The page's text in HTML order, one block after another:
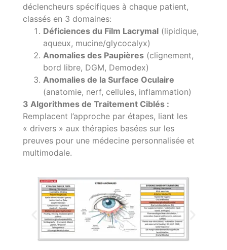
déclencheurs spécifiques à chaque patient,
classés en 3 domaines:
Déficiences du Film Lacrymal (lipidique,
aqueux, mucine/glycocalyx)
Anomalies des Paupières (clignement,
bord libre, DGM, Demodex)
Anomalies de la Surface Oculaire
(anatomie, nerf, cellules, inflammation)
3 Algorithmes de Traitement Ciblés :
Remplacent l’approche par étapes, liant les
« drivers » aux thérapies basées sur les
preuves pour une médecine personnalisée et
multimodale.